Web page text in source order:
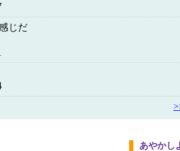
じだ
あやかし